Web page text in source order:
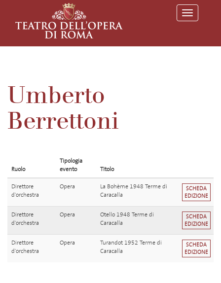
T
o
l
Umberto
Berrettoni
Ruolo
Tipologia
evento
Titolo
Direttore
d'orchestra
Opera
La Bohème 1948 Terme di
Caracalla
SCHEDA
EDIZIONE
Direttore
d'orchestra
Opera
Otello 1948 Terme di
Caracalla
SCHEDA
EDIZIONE
Direttore
d'orchestra
Opera
Turandot 1952 Terme di
Caracalla
SCHEDA
EDIZIONE